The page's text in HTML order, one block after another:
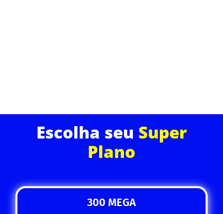
Escolha seu Super
Plano
300 MEGA